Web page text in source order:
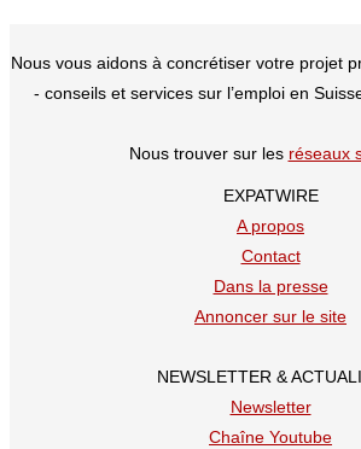
Nous vous aidons à concrétiser votre projet
- conseils et services sur l’emploi en
Nous trouver sur les réseaux
EXPATWIRE
A propos
Contact
Dans la presse
Annoncer sur le site
NEWSLETTER &
Newsletter
Chaîne Youtube